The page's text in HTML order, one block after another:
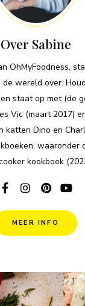
Over Sabine
OhMyFoodness,
wereld over.
staat op met (de
Vic (maart 2017)
katten Dino en
waaronder
kookboek
MEER INFO